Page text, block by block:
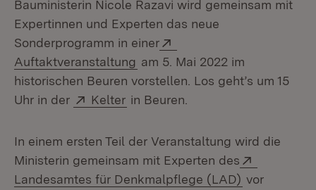
Bauministerin Nicole Razavi wird gemeinsam mit
Expertinnen und Experten das neue
Sonderprogramm in einer
Auftaktveranstaltung (Öffnet in neuem Fenster)
am 5. Mai 2022 im
historischen Beuren vorstellen. Los geht’s um 15
Uhr in der
Extern:
Kelter (Öffnet in neuem Fenster)
in Beuren.
In einem ersten Teil der Veranstaltung wird die
Ministerin gemeinsam mit Experten des
Landesamtes für Denkmalpflege (LAD) (Öffnet in
vor